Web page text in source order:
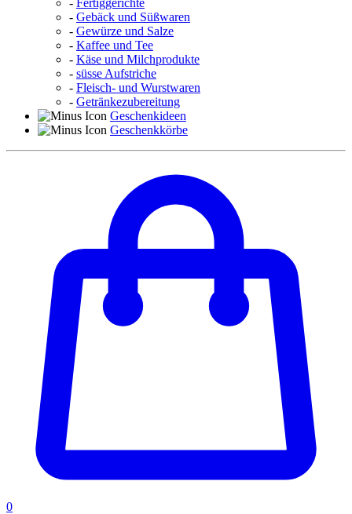
- Fertiggerichte
- Gebäck und Süßwaren
- Gewürze und Salze
- Kaffee und Tee
- Käse und Milchprodukte
- süsse Aufstriche
- Fleisch- und Wurstwaren
- Getränkezubereitung
Geschenkideen
Geschenkkörbe
0